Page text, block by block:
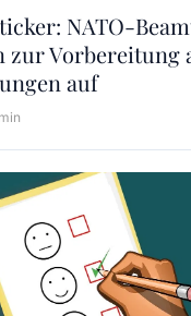
NATO-
zur Vorbereitung
auf